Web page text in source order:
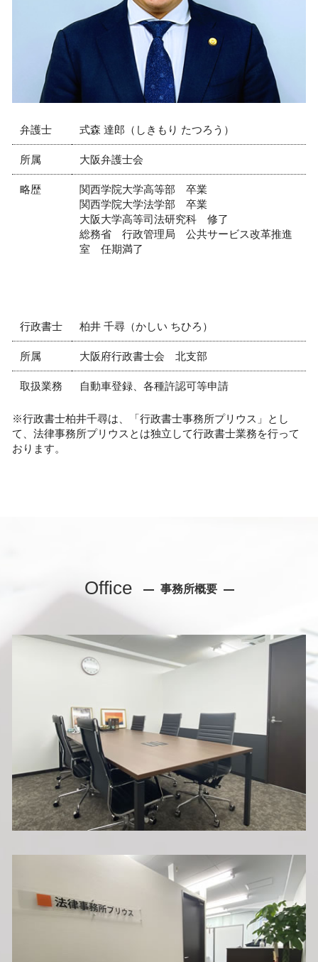
弁護士 式森 達郎（しきもり たつろう）
所属 大阪弁護士会
略歴
関西学院大学高等部 卒業
関西学院大学法学部 卒業
大阪大学高等司法研究科 修了
総務省 行政管理局 公共サービス改革推進
室 任期満了
行政書士 柏井 千尋（かしい ちひろ）
所属 大阪府行政書士会 北支部
取扱業務 自動車登録、各種許認可等申請
※行政書士柏井千尋は、「行政書士事務所プリウス」とし
て、法律事務所プリウスとは独立して行政書士業務を行って
おります。
Office 事務所概要